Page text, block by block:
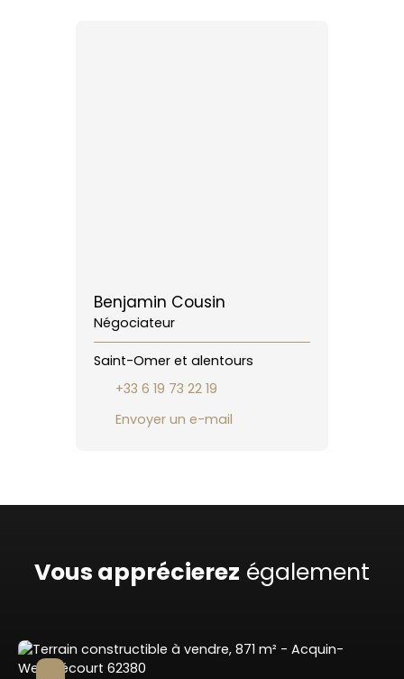
Benjamin Cousin
Négociateur
Saint-Omer et alentours
+33 6 19 73 22 19
Envoyer un e-mail
Vous apprécierez également